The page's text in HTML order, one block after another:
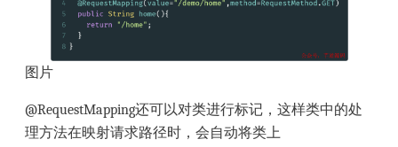
图片
@RequestMapping还可以对类进行标记，这样类中的处
理方法在映射请求路径时，会自动将类上